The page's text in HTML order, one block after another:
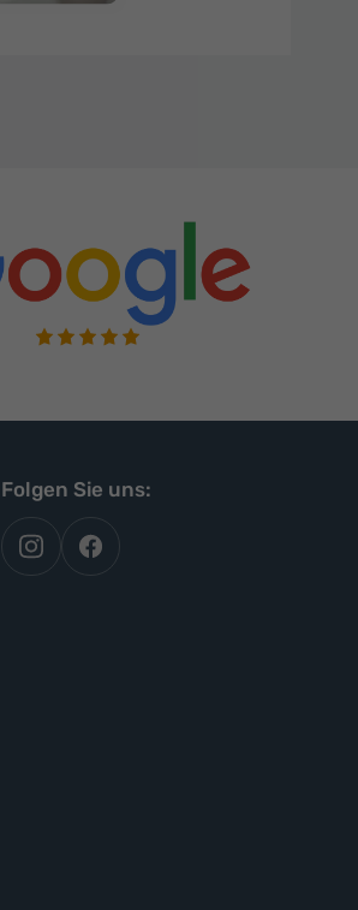
Folgen Sie uns:
autoflex
auf
autoflex24
auf